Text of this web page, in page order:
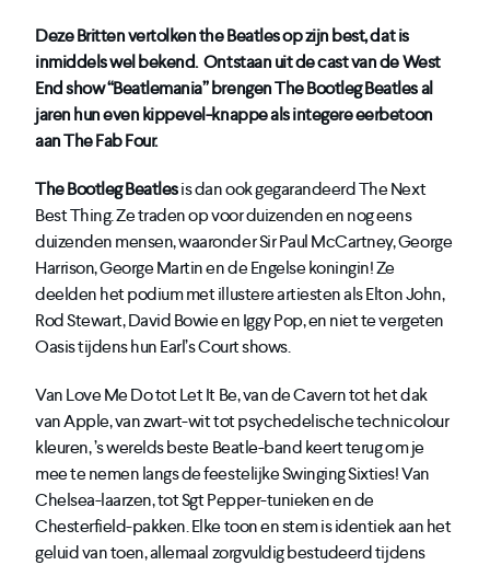
Deze Britten vertolken the Beatles op zijn best, dat is
inmiddels wel bekend. Ontstaan uit de cast van de West
End show “Beatlemania” brengen The Bootleg Beatles al
jaren hun even kippevel-knappe als integere eerbetoon
aan The Fab Four.
The Bootleg Beatlesis dan ook gegarandeerd The Next
Best Thing. Ze traden op voor duizenden en nog eens
duizenden mensen, waaronder Sir Paul McCartney, George
Harrison, George Martin en de Engelse koningin! Ze
deelden het podium met illustere artiesten als Elton John,
Rod Stewart, David Bowie en Iggy Pop, en niet te vergeten
Oasis tijdens hun Earl’s Court shows.
Van Love Me Do tot Let It Be, van de Cavern tot het dak
van Apple, van zwart-wit tot psychedelische technicolour
kleuren, ’s werelds beste Beatle-band keert terug om je
mee te nemen langs de feestelijke Swinging Sixties! Van
Chelsea-laarzen, tot Sgt Pepper-tunieken en de
Chesterfield-pakken. Elke toon en stem is identiek aan het
geluid van toen, allemaal zorgvuldig bestudeerd tijdens